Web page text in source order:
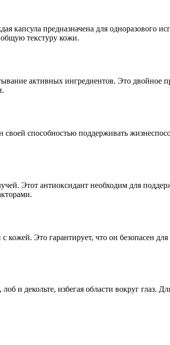
предназначена для одноразового
общую текстуру кожи.
активных ингредиентов. Это двойное
способностью поддерживать
Этот антиоксидант необходим для
кожей. Это гарантирует, что он безопасен
декольте, избегая области вокруг глаз.